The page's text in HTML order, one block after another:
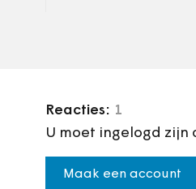
Reacties: 1
U moet ingelogd zijn
Maak een account